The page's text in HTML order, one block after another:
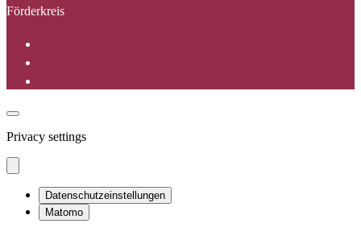
Förderkreis
Privacy settings
Datenschutzeinstellungen
Matomo